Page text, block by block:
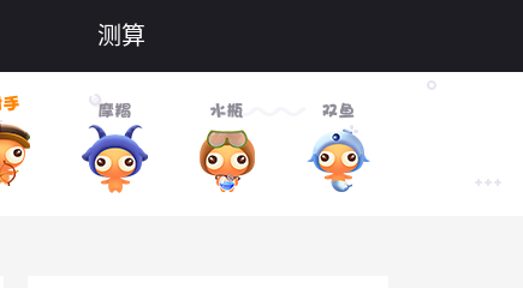
测算